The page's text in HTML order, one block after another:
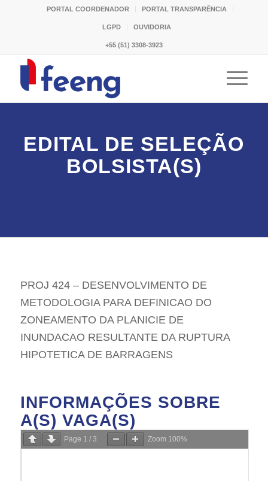
PORTAL COORDENADOR PORTAL TRANSPARÊNCIA
LGPD OUVIDORIA
+55 (51) 3308-3923
EDITAL DE SELEÇÃO
BOLSISTA(S)
PROJ 424 – DESENVOLVIMENTO DE
METODOLOGIA PARA DEFINICAO DO
ZONEAMENTO DA PLANICIE DE
INUNDACAO RESULTANTE DA RUPTURA
HIPOTETICA DE BARRAGENS
INFORMAÇÕES SOBRE
A(S) VAGA(S)
Page 1 / 3 Zoom 100%